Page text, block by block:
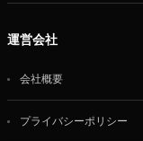
運営会社
会社概要
プライバシーポリシー